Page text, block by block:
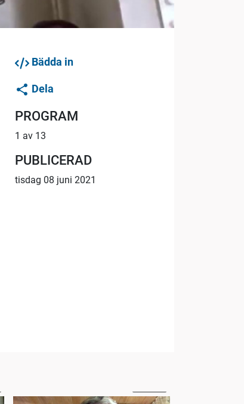
Bädda in
Dela
PROGRAM
1 av 13
PUBLICERAD
tisdag 08 juni 2021